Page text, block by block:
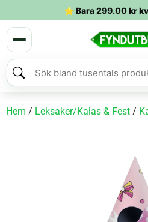
⭐ Bara299.00kr
Hem / Leksaker/Kalas & Fest /